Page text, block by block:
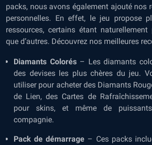
packs, nous avons également ajouté nos
personnelles. En effet, le jeu propose
ressources, certains étant
que d’autres. Découvrez nos meilleures
Diamants Colorés – Les diamants
des devises les plus chères du jeu.
utiliser pour acheter des Diamants
de Lien, des Cartes de
pour skins, et même de
compagnie.
Pack de démarrage – Ces packs